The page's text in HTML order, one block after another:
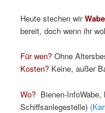
Heute stechen wir
bereit, doch wenn ihr
Für wen? Ohne
Kosten? Keine, außer
Wo? Bienen-
Schiffsanlegestelle)